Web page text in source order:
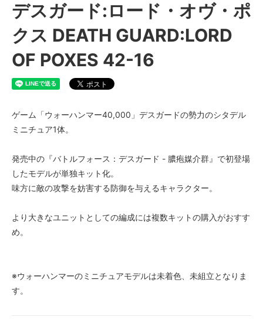
デスガード:ロード・オヴ・ポ
クス DEATH GUARD:LORD
OF POXES 42-16
ゲーム「ウォーハンマー40,000」デスガードの勢力のシタデル
ミニチュア1体。
発売中の『バトルフォース：デスガード - 膿疱媒介群』で初登場
したモデルが単独キット化。
味方に敵の攻撃を妨害する防御を与えるキャラクター。
より大きなユニットとしての編成には複数キットの購入がおすす
め。
※ウォーハンマーのミニチュアモデルは未着色、未組立となりま
す。